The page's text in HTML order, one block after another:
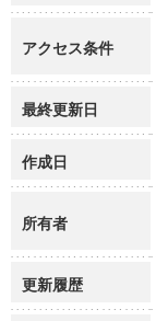
アクセス条件
最終更新日
作成日
所有者
更新履歴